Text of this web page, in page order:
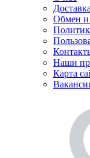
Обмен и
Наши
Карта